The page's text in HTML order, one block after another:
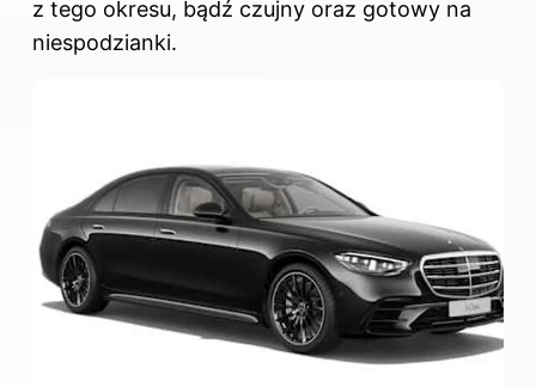
z tego okresu, bądź czujny oraz gotowy na
niespodzianki.